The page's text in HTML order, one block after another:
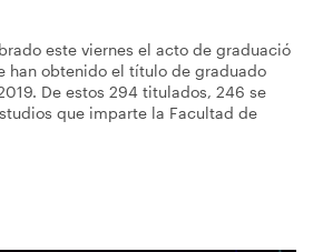
este viernes el acto de graduació
han obtenido el título de graduado
De estos 294 titulados, 246 se
que imparte la Facultad de